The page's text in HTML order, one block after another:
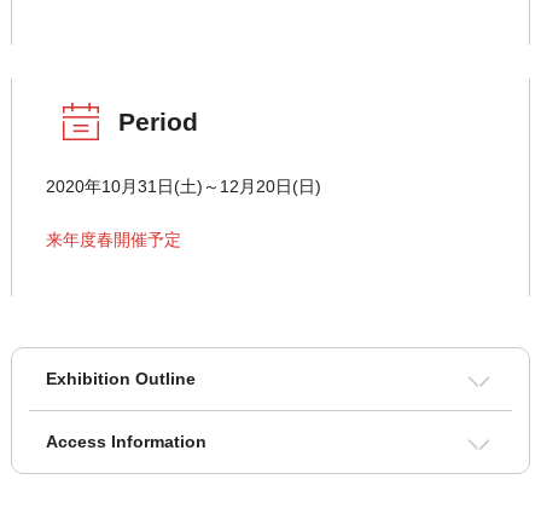
Period
2020年10月31日(土)～12月20日(日)
来年度春開催予定
Exhibition Outline
Access Information